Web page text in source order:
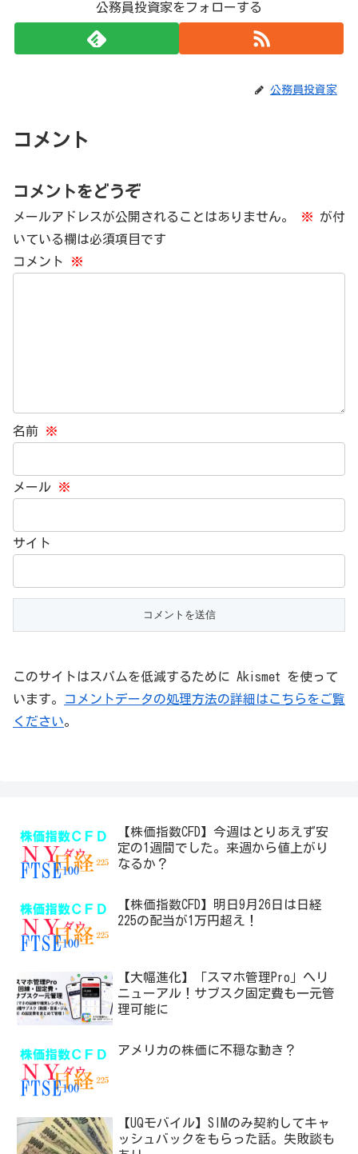
公務員投資家をフォローする
公務員投資家
コメント
コメントをどうぞ
メールアドレスが公開されることはありません。 ※ が付
いている欄は必須項目です
コメント
※
名前 ※
メール ※
サイト
このサイトはスパムを低減するために Akismet を使って
います。
コメントデータの処理方法の詳細はこちらをご覧
ください。
【株価指数CFD】今週はとりあえず安
定の1週間でした。来週から値上がり
なるか？
【株価指数CFD】明日9月26日は日経
225の配当が1万円超え！
【大幅進化】「スマホ管理Pro」へリ
ニューアル！サブスク固定費も一元管
理可能に
アメリカの株価に不穏な動き？
【UQモバイル】SIMのみ契約してキャ
ッシュバックをもらった話。失敗談も